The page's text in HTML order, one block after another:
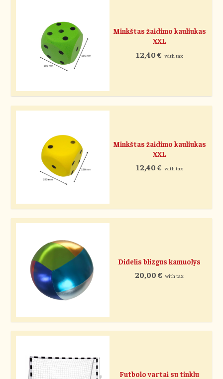
Minkštas žaidimo kauliukas
XXL
12,40 € with tax
Minkštas žaidimo kauliukas
XXL
12,40 € with tax
Didelis blizgus kamuolys
20,00€ with tax
Futbolo vartai su tinklu